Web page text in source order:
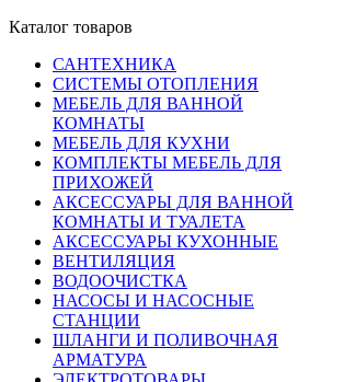
Каталог товаров
САНТЕХНИКА
СИСТЕМЫ ОТОПЛЕНИЯ
МЕБЕЛЬ ДЛЯ ВАННОЙ
КОМНАТЫ
МЕБЕЛЬ ДЛЯ КУХНИ
КОМПЛЕКТЫ МЕБЕЛЬ ДЛЯ
ПРИХОЖЕЙ
АКСЕССУАРЫ ДЛЯ ВАННОЙ
КОМНАТЫ И ТУАЛЕТА
АКСЕССУАРЫ КУХОННЫЕ
ВЕНТИЛЯЦИЯ
ВОДООЧИСТКА
НАСОСЫ И НАСОСНЫЕ
СТАНЦИИ
ШЛАНГИ И ПОЛИВОЧНАЯ
АРМАТУРА